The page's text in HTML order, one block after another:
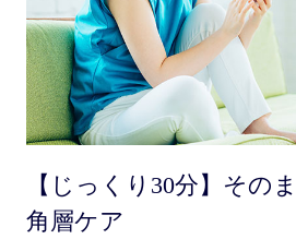
【じっくり30分】その
角層ケア